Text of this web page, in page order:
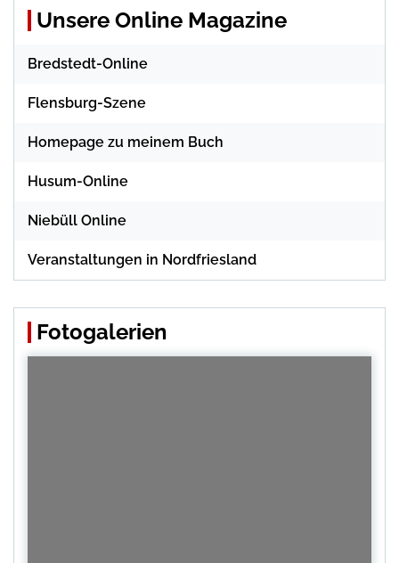
Unsere Online Magazine
Bredstedt-Online
Flensburg-Szene
Homepage zu meinem Buch
Husum-Online
Niebüll Online
Veranstaltungen in Nordfriesland
Fotogalerien